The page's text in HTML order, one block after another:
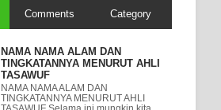
Comments Category
NAMA NAMA ALAM DAN
TINGKATANNYA MENURUT AHLI
TASAWUF
NAMA NAMA ALAM DAN
TINGKATANNYA MENURUT AHLI
TASAWUF Selama ini mungkin kita